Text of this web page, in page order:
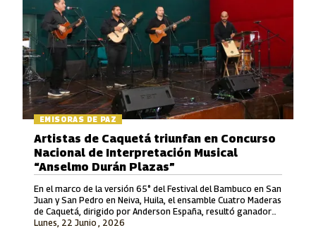
EMISORAS DE PAZ
Lunes, 22 Junio , 2026
Artistas de Caquetá triunfan en Concurso
Nacional de Interpretación Musical
“Anselmo Durán Plazas”
En el marco de la versión 65° del Festival del Bambuco en San
Juan y San Pedro en Neiva, Huila, el ensamble Cuatro Maderas
de Caquetá, dirigido por Anderson España, resultó ganador
en la Modalidad Vocal.